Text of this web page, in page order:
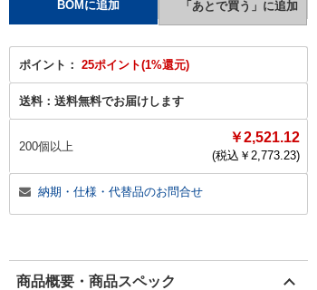
ポイント： 25ポイント(1%還元)
送料： 送料無料でお届けします
200個以上
￥2,521.12
(税込￥ 2,773.23)
納期・仕様・代替品のお問合せ
商品概要・商品スペック